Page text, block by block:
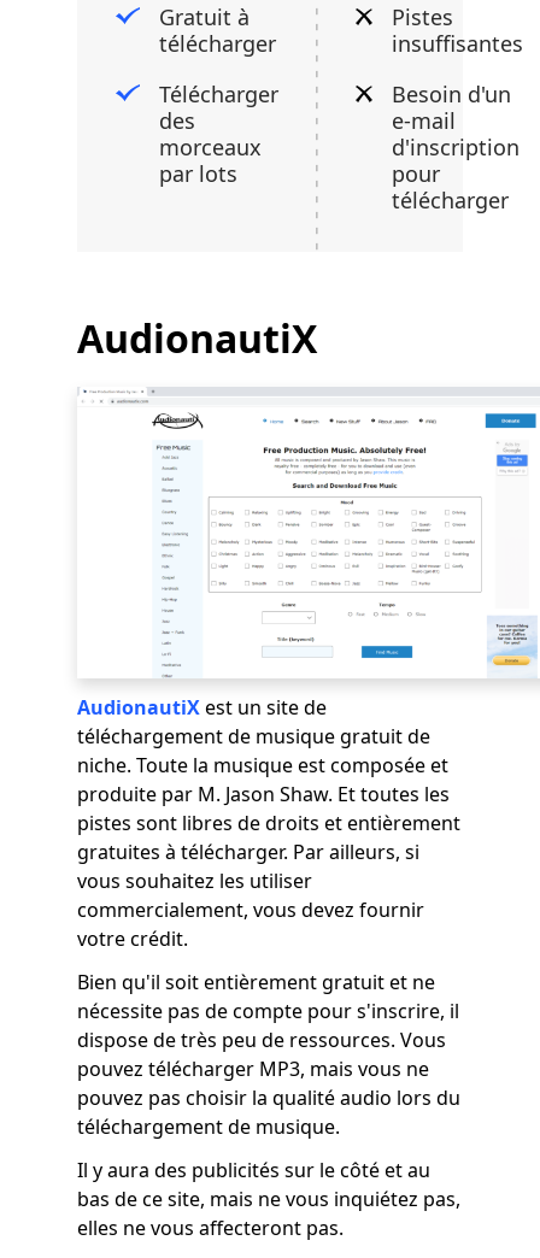
Gratuit à
télécharger
Télécharger
des
morceaux
par lots
Pistes
insuffisantes
Besoin d'un
e-mail
d'inscription
pour
télécharger
AudionautiX
AudionautiXest un site de
téléchargement de musique gratuit de
niche. Toute la musique est composée et
produite par M. Jason Shaw. Et toutes les
pistes sont libres de droits et entièrement
gratuites à télécharger. Par ailleurs, si
vous souhaitez les utiliser
commercialement, vous devez fournir
votre crédit.
Bien qu'il soit entièrement gratuit et ne
nécessite pas de compte pour s'inscrire, il
dispose de très peu de ressources. Vous
pouvez télécharger MP3, mais vous ne
pouvez pas choisir la qualité audio lors du
téléchargement de musique.
Il y aura des publicités sur le côté et au
bas de ce site, mais ne vous inquiétez pas,
elles ne vous affecteront pas.